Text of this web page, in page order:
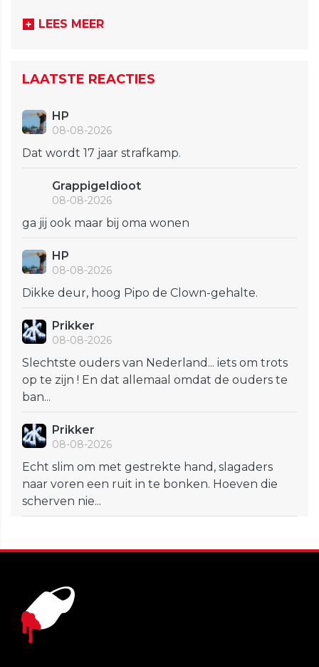
LEES MEER
LAATSTE REACTIES
HP
08-08-2026
Dat wordt 17 jaar strafkamp.
GrappigeIdioot
08-08-2026
ga jij ook maar bij oma wonen
HP
08-08-2026
Dikke deur, hoog Pipo de Clown-gehalte.
Prikker
08-08-2026
Slechtste ouders van Nederland... iets om trots
op te zijn ! En dat allemaal omdat de ouders te
ban...
Prikker
08-08-2026
Echt slim om met gestrekte hand, slagaders
naar voren een ruit in te bonken. Hoeven die
scherven nie...